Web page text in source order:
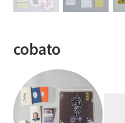
cobato